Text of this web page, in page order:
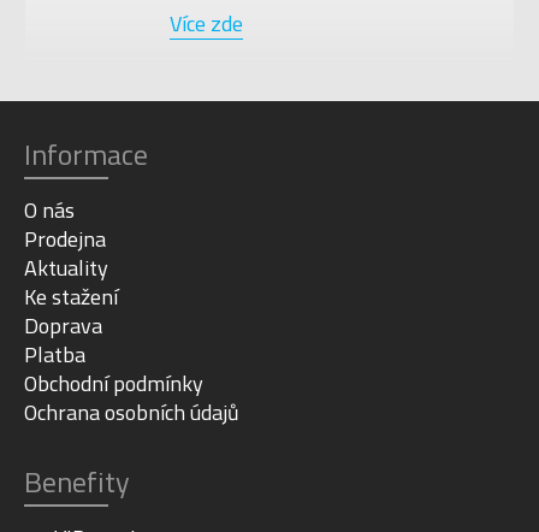
Více zde
Informace
O nás
Prodejna
Aktuality
Ke stažení
Doprava
Platba
Obchodní podmínky
Ochrana osobních údajů
Benefity